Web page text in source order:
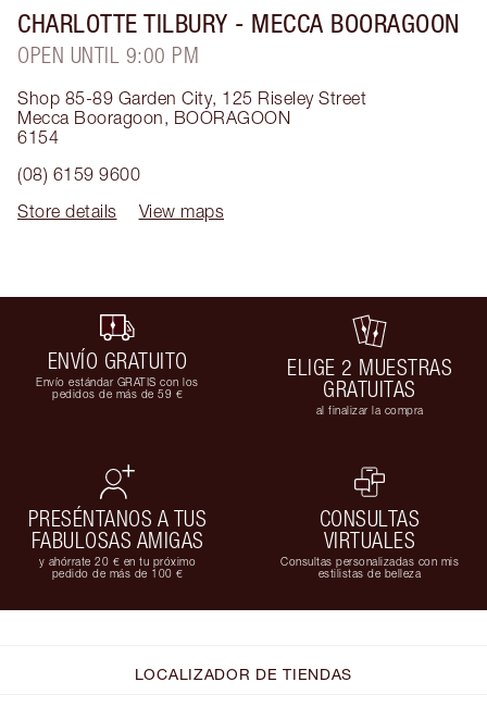
CHARLOTTE TILBURY - MECCA BOORAGOON
OPEN UNTIL 9:00 PM
Shop 85-89 Garden City, 125 Riseley Street
Mecca Booragoon, BOORAGOON
6154
(08) 6159 9600
Store details
View maps
ENVÍO GRATUITO
Envío estándar GRATIS con los
pedidos de más de 59 €
ELIGE 2 MUESTRAS
GRATUITAS
al finalizar la compra
PRESÉNTANOS A TUS
FABULOSAS AMIGAS
y ahórrate 20 € en tu próximo
pedido de más de 100 €
CONSULTAS
VIRTUALES
Consultas personalizadas con mis
estilistas de belleza
LOCALIZADOR DE TIENDAS